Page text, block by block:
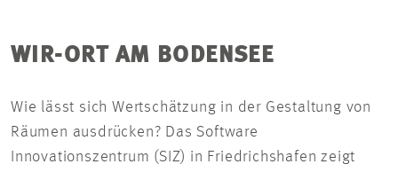
WIR-ORT AM BODENSEE
Wie lässt sich Wertschätzung in der Gestaltung von
Räumen ausdrücken? Das Software
Innovationszentrum (SIZ) in Friedrichshafen zeigt